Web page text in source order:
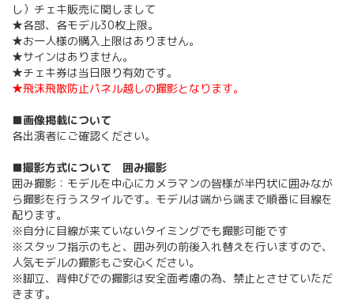
し）チェキ販売に関しまして
★各部、各モデル30枚上限。
★お一人様の購入上限はありません。
★サインはありません。
★チェキ券は当日限り有効です。
★飛沫飛散防止パネル越しの撮影となります。
■画像掲載について
各出演者にご確認ください。
■撮影方式について 囲み撮影
囲み撮影： モデルを中心にカメラマンの皆様が半円状に囲みなが
ら撮影を行う スタイルです。モデルは端から端まで順番に目線を
配ります。
※自分に目線が来ていないタイミングでも撮影可能です
※スタッフ指示のもと、囲み列の前後入れ替えを行いますので、
人気モデルの撮影もご安心ください。
※脚立、背伸びでの撮影は安全面考慮の為、禁止とさせていただ
きます。